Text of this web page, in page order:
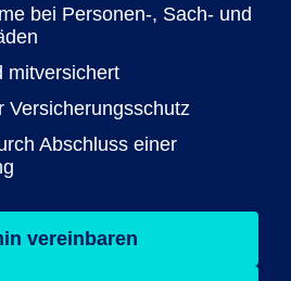
bei Personen-, Sach- und
mitversichert
Versicherungsschutz
Abschluss einer
vereinbaren